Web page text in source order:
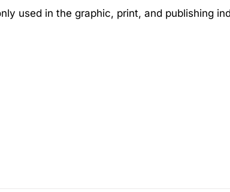
used in the graphic, print, and publishing